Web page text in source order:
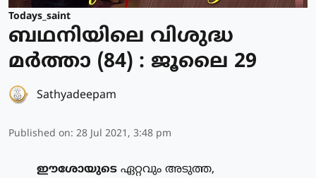
Todays_saint
ബഥനിയിലെ വിശുദ്ധ
മര്‍ത്താ (84) : ജൂലൈ 29
Sathyadeepam
Published on: 28 Jul 2021, 3:48 pm
ഈശോയുടെ ഏറ്റവും അടുത്ത,